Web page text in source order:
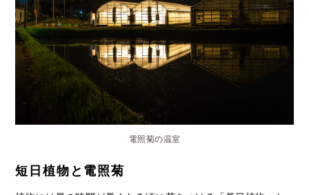
電照菊の温室
短日植物と電照菊